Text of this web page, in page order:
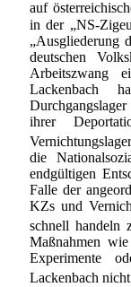
auf
in der „NS-
„Ausgliederung
deutschen
Arbeitszwang
Lackenbach
ihrer
die
endgültigen
Falle der
KZs und
schnell handeln
Maßnahmen
Experimente
Lackenbach